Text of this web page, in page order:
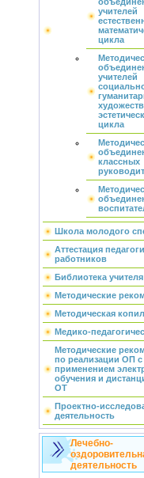
учителей
цикла
учителей
цикла
классных
Школа молодого
Аттестация
работников
Библиотека учителя
Методические
Методическая
Медико-
Методические
по реализации ОП с
применением
обучения и
ОТ
Проектно-
деятельность
Лечебно-
деятельность